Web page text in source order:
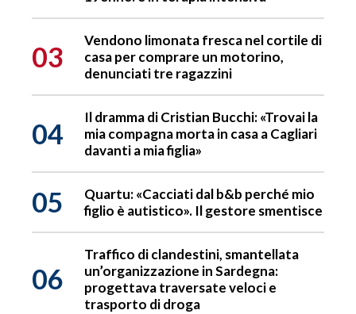
03
Vendono limonata fresca nel cortile di
casa per comprare un motorino,
denunciati tre ragazzini
04
Il dramma di Cristian Bucchi: «Trovai la
mia compagna morta in casa a Cagliari
davanti a mia figlia»
05
Quartu: «Cacciati dal b&b perché mio
figlio è autistico». Il gestore smentisce
06
Traffico di clandestini, smantellata
un’organizzazione in Sardegna:
progettava traversate veloci e
trasporto di droga